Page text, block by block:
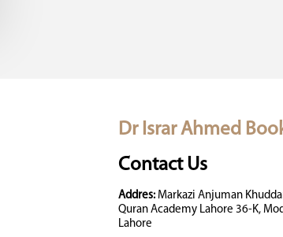
Dr Israr Ahmed
Contact Us
Addres:Markazi Anjuman
Quran Academy Lahore 36-K,
Lahore